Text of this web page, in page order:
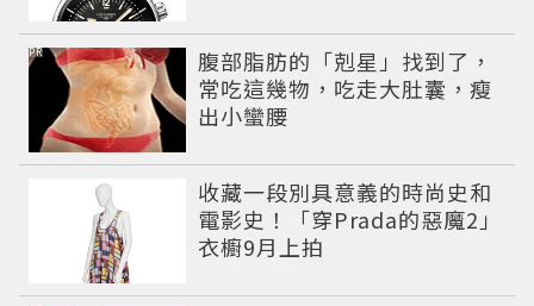
腹部脂肪的「剋星」找到了，
常吃這幾物，吃走大肚囊，瘦
出小蠻腰
PR
收藏一段別具意義的時尚史和
電影史！「穿Prada的惡魔2」
衣櫥9月上拍